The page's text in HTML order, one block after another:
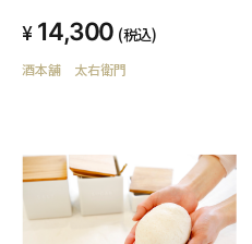
14,300 (税込)
酒本舗 太右衛門